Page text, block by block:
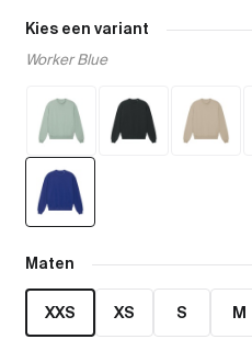
Kies een variant
Worker Blue
Maten
XXS XS S M